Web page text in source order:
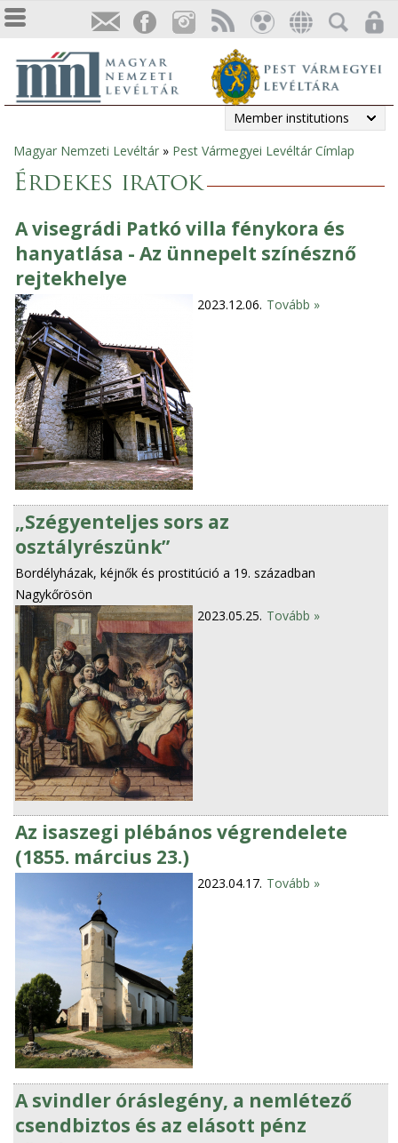
Member institutions
You
are
here
Magyar Nemzeti Levéltár » Pest Vármegyei Levéltár Címlap
Érdekes iratok
A visegrádi Patkó villa fénykora és
hanyatlása - Az ünnepelt színésznő
rejtekhelye
2023.12.06. Tovább »
„Szégyenteljes sors az
osztályrészünk”
Bordélyházak, kéjnők és prostitúció a 19. században
Nagykőrösön
2023.05.25. Tovább »
Az isaszegi plébános végrendelete
(1855. március 23.)
2023.04.17. Tovább »
A svindler óráslegény, a nemlétező
csendbiztos és az elásott pénz